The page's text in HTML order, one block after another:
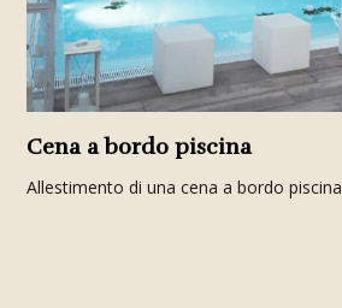
Cena a bordo piscina
Allestimento di una cena a bordo piscina